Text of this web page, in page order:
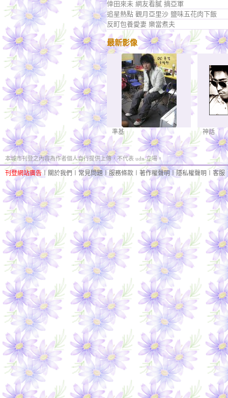
倖田來未 網友看膩 摘亞軍
追星熱點 觀月亞里沙 鹽味五花肉下飯
反町包養愛妻 樂當煮夫
最新影像
準基 神話
本城市刊登之內容為作者個人自行提供上傳，不代表 udn 立場。
刊登網站廣告 關於我們 常見問題 ︱ 服務條款 著作權聲明︱ 隱私權聲明 客服